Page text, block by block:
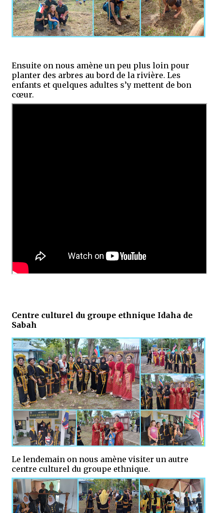
Ensuite on nous amène un peu plus loin pour
planter des arbres au bord de la rivière. Les
enfants et quelques adultes s’y mettent de bon
cœur.
Centre culturel du groupe ethnique Idaha de
Sabah
Le lendemain on nous amène visiter un autre
centre culturel du groupe ethnique.